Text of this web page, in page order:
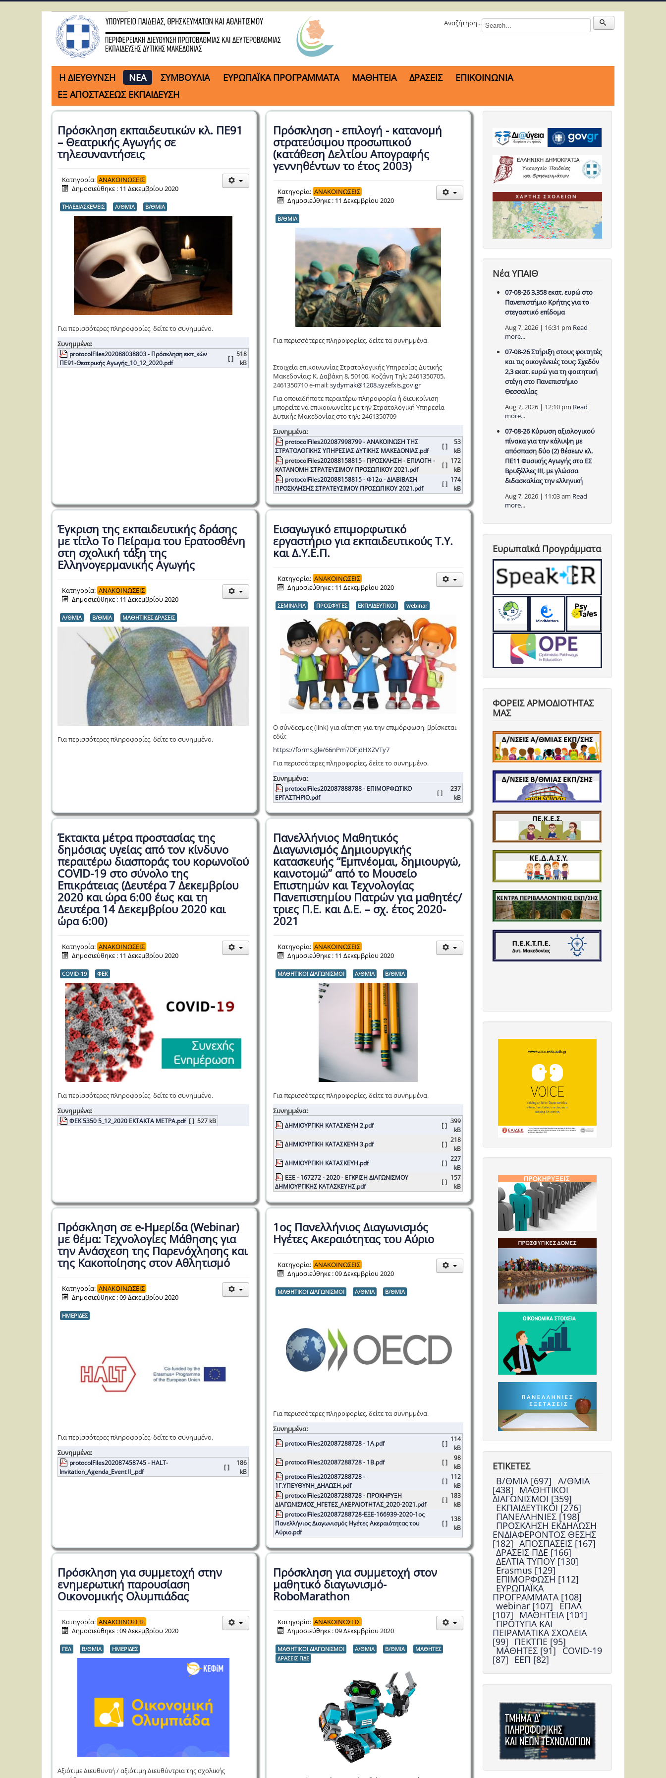
Αναζήτηση...
H ΔΙΕΥΘΥΝΣΗ ΝΕΑ ΣΥΜΒΟΥΛΙΑ ΕΥΡΩΠΑΪΚΑ ΠΡΟΓΡΑΜΜΑΤΑ ΜΑΘΗΤΕΙΑ ΔΡΑΣΕΙΣ
ΕΠΙΚΟΙΝΩΝΙΑ
ΕΞ ΑΠΟΣΤΑΣΕΩΣ ΕΚΠΑΙΔΕΥΣΗ
Πρόσκληση εκπαιδευτικών κλ. ΠΕ91
– Θεατρικής Αγωγής σε
τηλεσυναντήσεις
Κατηγορία: ΑΝΑΚΟΙΝΩΣΕΙΣ
Δημοσιεύθηκε : 11 Δεκεμβρίου 2020
ΤΗΛΕΔΙΑΣΚΕΨΕΙΣ Α/ΘΜΙΑ Β/ΘΜΙΑ
Για περισσότερες πληροφορίες, δείτε το συνημμένο.
Συνημμένα:
protocolFiles202088038803 - Πρόσκληση εκπ_κών
ΠΕ91-Θεατρικής Αγωγής_10_12_2020.pdf
[ ]
518
kB
Πρόσκληση - επιλογή - κατανομή
στρατεύσιμου προσωπικού
(κατάθεση Δελτίου Απογραφής
γεννηθέντων το έτος 2003)
Κατηγορία: ΑΝΑΚΟΙΝΩΣΕΙΣ
Δημοσιεύθηκε : 11 Δεκεμβρίου 2020
Β/ΘΜΙΑ
Για περισσότερες πληροφορίες, δείτε τα συνημμένα.
Στοιχεία επικοινωνίας Στρατολογικής Υπηρεσίας Δυτικής
Μακεδονίας: Κ. Δαβάκη 8, 50100, Κοζάνη Τηλ: 2461350705,
2461350710 e-mail:sydymak@1208.syzefxis.gov.gr
Για οποιαδήποτε περαιτέρω πληροφορία ή διευκρίνιση
μπορείτε να επικοινωνείτε με την Στρατολογική Υπηρεσία
Δυτικής Μακεδονίας στο τηλ: 2461350709
Συνημμένα:
protocolFiles202087998799 - ΑΝΑΚΟΙΝΩΣΗ ΤΗΣ
ΣΤΡΑΤΟΛΟΓΙΚΗΣ ΥΠΗΡΕΣΙΑΣ ΔΥΤΙΚΗΣ ΜΑΚΕΔΟΝΙΑΣ.pdf
[ ]
53
kB
protocolFiles202088158815 - ΠΡΟΣΚΛΗΣΗ - ΕΠΙΛΟΓΗ -
ΚΑΤΑΝΟΜΗ ΣΤΡΑΤΕΥΣΙΜΟΥ ΠΡΟΣΩΠΙΚΟΥ 2021.pdf
[ ]
172
kB
protocolFiles202088158815 - Φ12α - ΔΙΑΒΙΒΑΣΗ
ΠΡΟΣΚΛΗΣΗΣ ΣΤΡΑΤΕΥΣΙΜΟΥ ΠΡΟΣΩΠΙΚΟΥ 2021.pdf
[ ]
174
kB
Έγκριση της εκπαιδευτικής δράσης
με τίτλο Το Πείραμα του Ερατοσθένη
στη σχολική τάξη της
Ελληνογερμανικής Αγωγής
Κατηγορία: ΑΝΑΚΟΙΝΩΣΕΙΣ
Δημοσιεύθηκε : 11 Δεκεμβρίου 2020
Α/ΘΜΙΑ Β/ΘΜΙΑ ΜΑΘΗΤΙΚΕΣ ΔΡΑΣΕΙΣ
Για περισσότερες πληροφορίες, δείτε το συνημμένο.
Εισαγωγικό επιμορφωτικό
εργαστήριο για εκπαιδευτικούς Τ.Υ.
και Δ.Υ.Ε.Π.
Κατηγορία: ΑΝΑΚΟΙΝΩΣΕΙΣ
Δημοσιεύθηκε : 11 Δεκεμβρίου 2020
ΣΕΜΙΝΑΡΙΑ ΠΡΟΣΦΥΓΕΣ ΕΚΠΑΙΔΕΥΤΙΚΟΙ webinar
Ο σύνδεσμος (link) για αίτηση για την επιμόρφωση, βρίσκεται
εδώ:
https://forms.gle/66nPm7DFjdHXZVTy7
Για περισσότερες πληροφορίες, δείτε το συνημμένο.
Συνημμένα:
protocolFiles202087888788 - ΕΠΙΜΟΡΦΩΤΙΚΟ
ΕΡΓΑΣΤΗΡΙΟ.pdf
[ ]
237
kB
Έκτακτα μέτρα προστασίας της
δημόσιας υγείας από τον κίνδυνο
περαιτέρω διασποράς του κορωνοϊού
COVID-19 στο σύνολο της
Επικράτειας (Δευτέρα 7 Δεκεμβρίου
2020 και ώρα 6:00 έως και τη
Δευτέρα 14 Δεκεμβρίου 2020 και
ώρα 6:00)
Κατηγορία: ΑΝΑΚΟΙΝΩΣΕΙΣ
Δημοσιεύθηκε : 11 Δεκεμβρίου 2020
COVID-19 ΦΕΚ
Για περισσότερες πληροφορίες, δείτε το συνημμένο.
Συνημμένα:
ΦΕΚ 5350 5_12_2020 ΕΚΤΑΚΤΑ ΜΕΤΡΑ.pdf [ ] 527 kB
Πανελλήνιος Μαθητικός
Διαγωνισμός Δημιουργικής
κατασκευής “Εμπνέομαι, δημιουργώ,
καινοτομώ” από το Μουσείο
Επιστημών και Τεχνολογίας
Πανεπιστημίου Πατρών για μαθητές/
τριες Π.Ε. και Δ.Ε. – σχ. έτος 2020-
2021
Κατηγορία: ΑΝΑΚΟΙΝΩΣΕΙΣ
Δημοσιεύθηκε : 11 Δεκεμβρίου 2020
ΜΑΘΗΤΙΚΟΙ ΔΙΑΓΩΝΙΣΜΟΙ Α/ΘΜΙΑ Β/ΘΜΙΑ
Για περισσότερες πληροφορίες, δείτε τα συνημμένα.
Συνημμένα:
ΔΗΜΙΟΥΡΓΙΚΗ ΚΑΤΑΣΚΕΥΗ 2.pdf [ ]
399
kB
ΔΗΜΙΟΥΡΓΙΚΗ ΚΑΤΑΣΚΕΥΗ 3.pdf
[ ]
218
kB
ΔΗΜΙΟΥΡΓΙΚΗ ΚΑΤΑΣΚΕΥΗ.pdf
[ ]
227
kB
ΕΞΕ - 167272 - 2020 - ΕΓΚΡΙΣΗ ΔΙΑΓΩΝΙΣΜΟΥ
ΔΗΜΙΟΥΡΓΙΚΗΣ ΚΑΤΑΣΚΕΥΗΣ.pdf
[ ]
157
kB
Πρόσκληση σε e-Ημερίδα (Webinar)
με θέμα: Τεχνολογίες Μάθησης για
την Ανάσχεση της Παρενόχλησης και
της Κακοποίησης στον Αθλητισμό
Κατηγορία: ΑΝΑΚΟΙΝΩΣΕΙΣ
Δημοσιεύθηκε : 09 Δεκεμβρίου 2020
ΗΜΕΡΙΔΕΣ
Για περισσότερες πληροφορίες, δείτε το συνημμένο.
Συνημμένα:
protocolFiles202087458745 - HALT-
Invitation_Agenda_Event II_.pdf
[ ]
186
kB
1ος Πανελλήνιος Διαγωνισμός
Ηγέτες Ακεραιότητας του Αύριο
Κατηγορία: ΑΝΑΚΟΙΝΩΣΕΙΣ
Δημοσιεύθηκε : 09 Δεκεμβρίου 2020
ΜΑΘΗΤΙΚΟΙ ΔΙΑΓΩΝΙΣΜΟΙ Α/ΘΜΙΑ Β/ΘΜΙΑ
Για περισσότερες πληροφορίες, δείτε τα συνημμένα.
Συνημμένα:
protocolFiles202087288728 - 1Α.pdf [ ]
114
kB
protocolFiles202087288728 - 1Β.pdf
[ ]
98
kB
protocolFiles202087288728 -
1Γ.ΥΠΕΥΘΥΝΗ_ΔΗΛΩΣΗ.pdf
[ ]
112
kB
protocolFiles202087288728 - ΠΡΟΚΗΡΥΞΗ
ΔΙΑΓΩΝΙΣΜΟΣ_ΗΓΕΤΕΣ_ΑΚΕΡΑΙΟΤΗΤΑΣ_2020-2021.pdf
[ ]
183
kB
protocolFiles202087288728-ΕΞΕ-166939-2020-1ος
Πανελλήνιος Διαγωνισμός Ηγέτες Ακεραιότητας του
Αύριο.pdf
[ ]
138
kB
Πρόσκληση για συμμετοχή στην
ενημερωτική παρουσίαση
Οικονομικής Ολυμπιάδας
Κατηγορία: ΑΝΑΚΟΙΝΩΣΕΙΣ
Δημοσιεύθηκε : 09 Δεκεμβρίου 2020
ΓΕΛ Β/ΘΜΙΑ ΗΜΕΡΙΔΕΣ
Αξιότιμε Διευθυντή / αξιότιμη Διευθύντρια της σχολικής
Πρόσκληση για συμμετοχή στον
μαθητικό διαγωνισμό-
RoboMarathon
Κατηγορία: ΑΝΑΚΟΙΝΩΣΕΙΣ
Δημοσιεύθηκε : 09 Δεκεμβρίου 2020
ΜΑΘΗΤΙΚΟΙ ΔΙΑΓΩΝΙΣΜΟΙ Α/ΘΜΙΑ Β/ΘΜΙΑ
ΜΑΘΗΤΕΣ
ΔΡΑΣΕΙΣ ΠΔΕ
Νέα ΥΠΑΙΘ
07-08-26 3,358 εκατ. ευρώ στο
Πανεπιστήμιο Κρήτης για το
στεγαστικό επίδομα
Aug 7, 2026 | 16:31 pm Read
more...
07-08-26 Στήριξη στους φοιτητές
και τις οικογένειές τους: Σχεδόν
2,3 εκατ. ευρώ για τη φοιτητική
στέγη στο Πανεπιστήμιο
Θεσσαλίας
Aug 7, 2026 | 12:10 pm Read
more...
07-08-26 Κύρωση αξιολογικού
πίνακα για την κάλυψη με
απόσπαση δύο (2) θέσεων κλ.
ΠΕ11 Φυσικής Αγωγής στο ΕΣ
Βρυξέλλες ΙΙΙ, με γλώσσα
διδασκαλίας την ελληνική
Aug 7, 2026 | 11:03 am Read
more...
Ευρωπαϊκά Προγράμματα
ΦΟΡΕΙΣ ΑΡΜΟΔΙΟΤΗΤΑΣ
ΜΑΣ
ΕΤΙΚΕΤΕΣ
Β/ΘΜΙΑ [697] Α/ΘΜΙΑ
[438] ΜΑΘΗΤΙΚΟΙ
ΔΙΑΓΩΝΙΣΜΟΙ [359]
ΕΚΠΑΙΔΕΥΤΙΚΟΙ [276]
ΠΑΝΕΛΛΗΝΙΕΣ [198]
ΠΡΟΣΚΛΗΣΗ ΕΚΔΗΛΩΣΗ
ΕΝΔΙΑΦΕΡΟΝΤΟΣ ΘΕΣΗΣ
[182] ΑΠΟΣΠΑΣΕΙΣ [167]
ΔΡΑΣΕΙΣ ΠΔΕ [166]
ΔΕΛΤΙΑ ΤΥΠΟΥ [130]
Erasmus [129]
ΕΠΙΜΟΡΦΩΣΗ [112]
ΕΥΡΩΠΑΪΚΑ
ΠΡΟΓΡΑΜΜΑΤΑ [108]
webinar [107] ΕΠΑΛ
[107] ΜΑΘΗΤΕΙΑ [101]
ΠΡΟΤΥΠΑ ΚΑΙ
ΠΕΙΡΑΜΑΤΙΚΑ ΣΧΟΛΕΙΑ
[99] ΠΕΚΤΠΕ [95]
ΜΑΘΗΤΕΣ [91] COVID-19
[87] ΕΕΠ [82]